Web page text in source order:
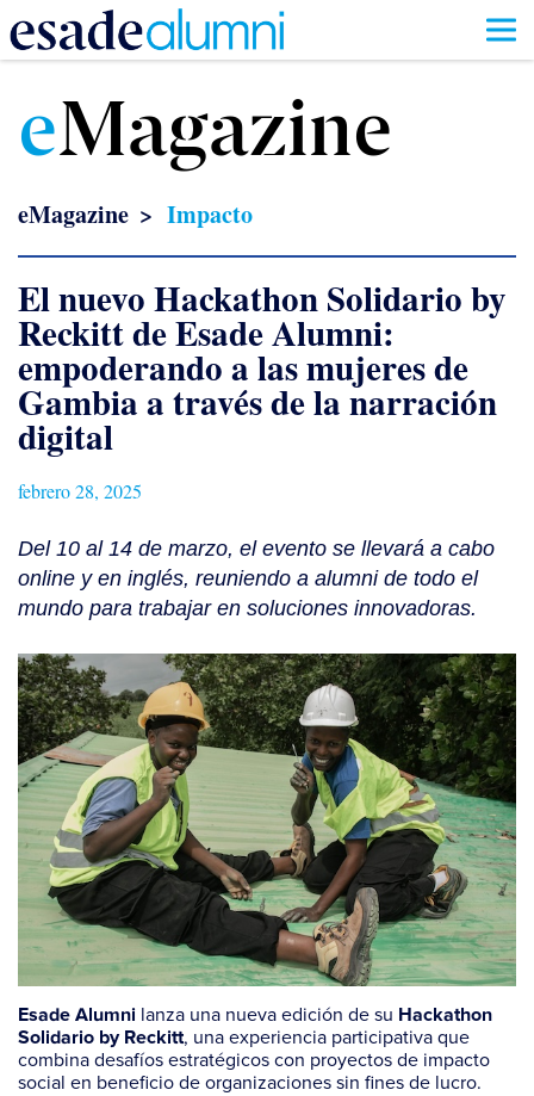
contenido
principal
eMagazine
eMagazine Impacto
El nuevo Hackathon Solidario by
Reckitt de Esade Alumni:
empoderando a las mujeres de
Gambia a través de la narración
digital
febrero 28, 2025
Del 10 al 14 de marzo, el evento se llevará a cabo
online y en inglés, reuniendo a alumni de todo el
mundo para trabajar en soluciones innovadoras.
Esade Alumni lanza una nueva edición de su Hackathon
Solidario by Reckitt, una experiencia participativa que
combina desafíos estratégicos con proyectos de impacto
social en beneficio de organizaciones sin fines de lucro.